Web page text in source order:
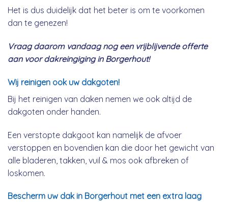
Het is dus duidelijk dat het beter is om te voorkomen
dan te genezen!
Vraag daarom vandaag nog een vrijblijvende offerte
aan voor dakreingiging in Borgerhout!
Wij reinigen ook uw dakgoten!
Bij het reinigen van daken nemen we ook altijd de
dakgoten onder handen.
Een verstopte dakgoot kan namelijk de afvoer
verstoppen en bovendien kan die door het gewicht van
alle bladeren, takken, vuil & mos ook afbreken of
loskomen.
Bescherm uw dak in Borgerhout met een extra laag